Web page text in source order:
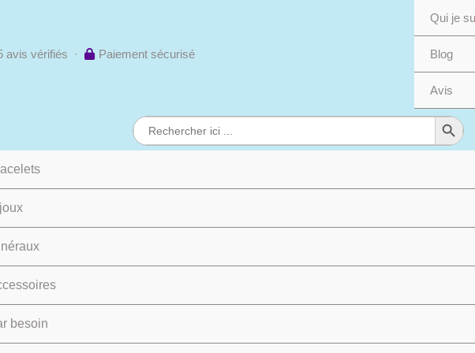
avis vérifiés · Paiement sécurisé
Qui je
Blog
Avis
Search
for:
Search Button
besoin